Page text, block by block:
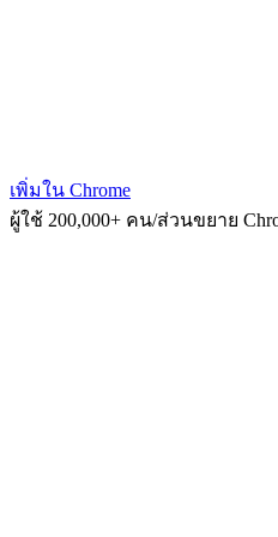
เพิ่มใน Chrome
ผู้ใช้ 200,000+ คน/ส่วนขยาย